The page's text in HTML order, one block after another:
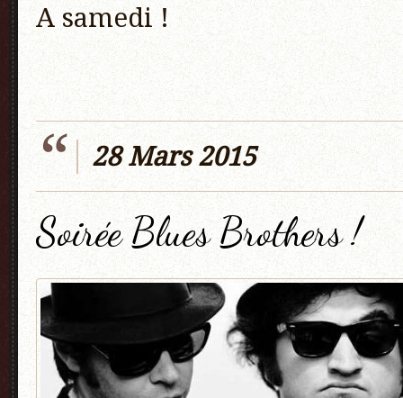
A samedi !
28 Mars 2015
Soirée Blues Brothers !